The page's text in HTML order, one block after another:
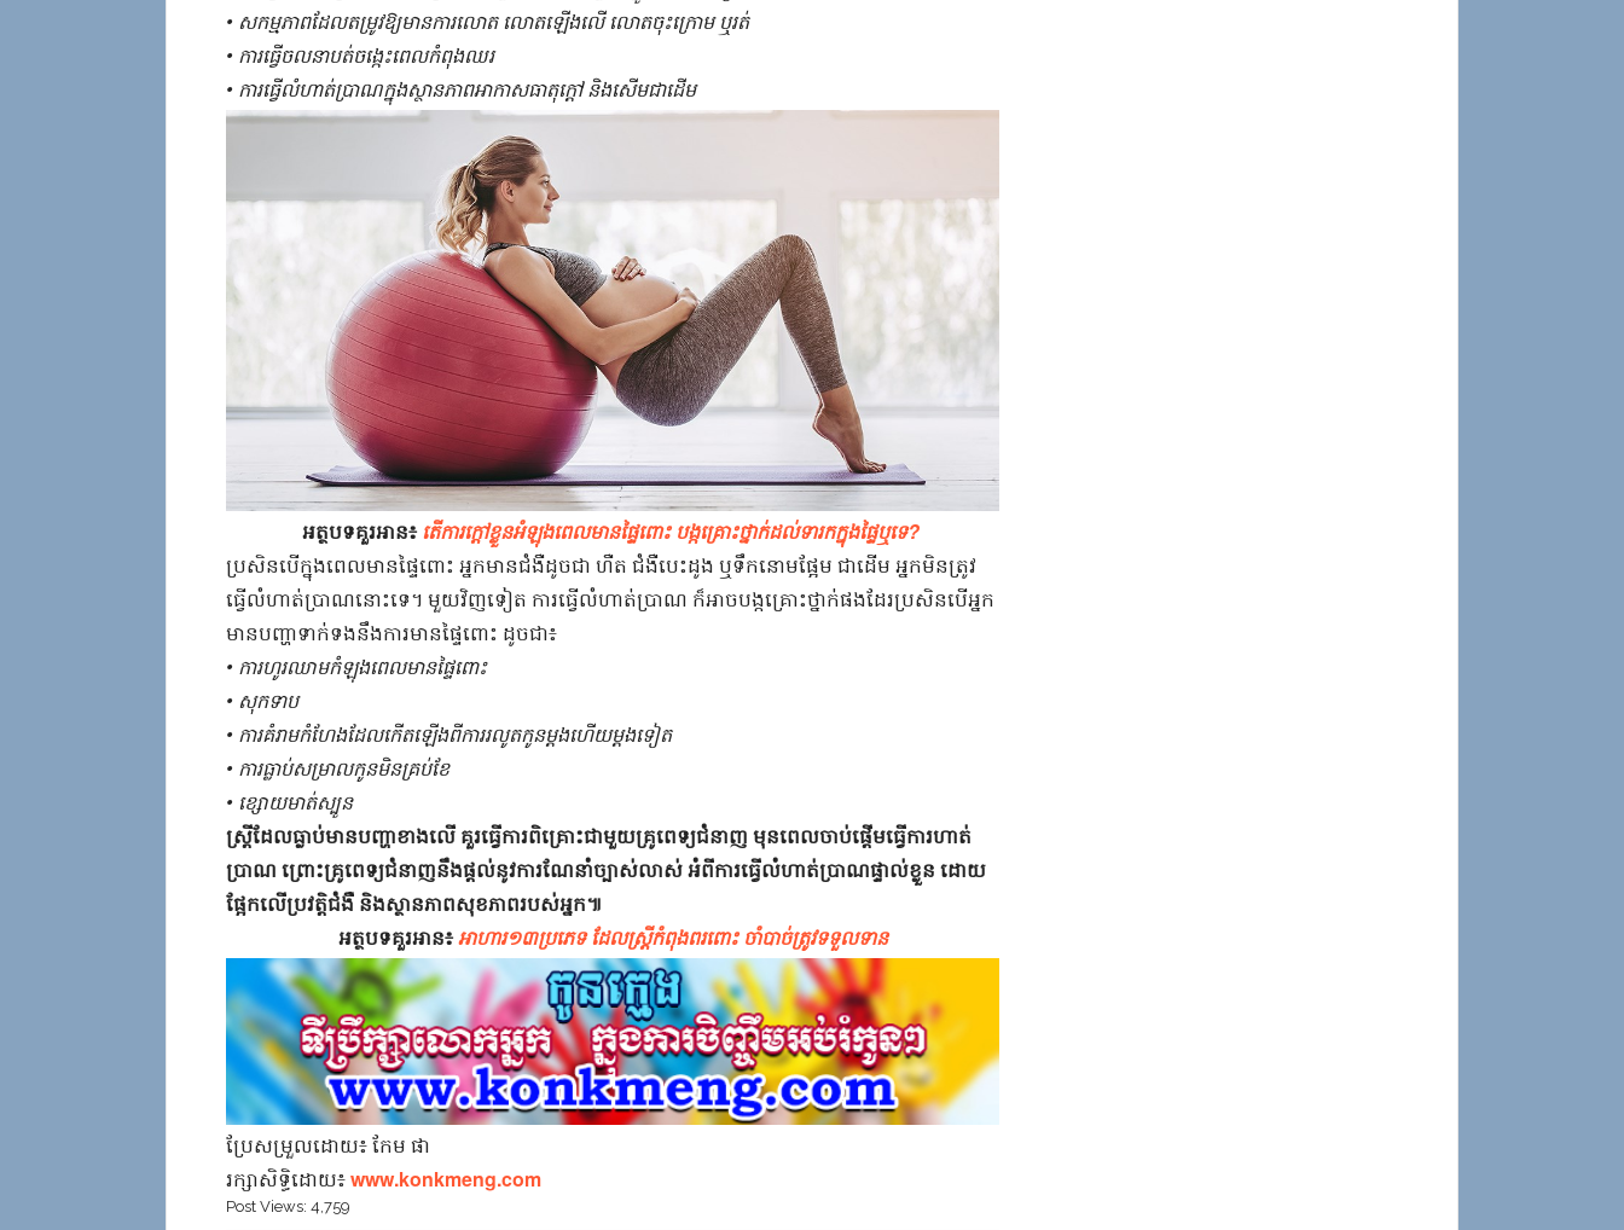
​•​ ​សកម្មភាព​ដែល​តម្រូវ​ឱ្យ​មានការ​លោត​ ​លោត​ឡើងលើ​ ​លោត​ចុះក្រោម​ ​ឬ​រត់​
​•​ ​ការ​ធ្វើ​ចលនា​បត់​ចង្កេះ​ពេល​កំពុង​ឈរ​
​•​ ​ការ​ធ្វើលំ​ហាត់ប្រាណ​ក្នុង​ស្ថានភាព​អាកាសធាតុ​ក្តៅ​ ​និង​សើម​ជាដើម​
អត្ថបទគួរអាន៖តើ​ការ​ក្តៅ​ខ្លួន​អំឡុង​ពេល​មានផ្ទៃពោះ​ ​បង្ក​គ្រោះថ្នាក់​ដល់​ទារក​ក្នុង​ផ្ទៃ​ឬទេ​?​ ​
​ប្រសិនបើ​ក្នុង​ពេល​មានផ្ទៃពោះ​ ​អ្នកមាន​ជំងឺ​ដូចជា​ ​ហឺត​ ​ជំងឺបេះដូង​ ​ឬ​ទឹកនោមផ្អែម​ ​ជាដើម​ ​អ្នក​មិន​ត្រូវ​
ធ្វើលំ​ហាត់ប្រាណ​នោះ​ទេ​។​ ​មួយវិញទៀត​ ​ការ​ធ្វើលំ​ហាត់ប្រាណ​ ​ក៏អាច​បង្ក​គ្រោះថ្នាក់​ផង​ដែរ​ប្រសិនបើ​អ្នក
មាន​បញ្ហា​ទាក់ទង​នឹង​ការ​មានផ្ទៃពោះ​ ​ដូចជា​៖​
​•​ ​ការ​ហូរឈាម​កំឡុង​ពេល​មានផ្ទៃពោះ​
​•​ ​សុក​ទាប​
​•​ ​ការ​គំរាមកំហែង​ដែល​កើតឡើង​ពី​ការ​រលូតកូន​ម្តង​ហើយ​ម្តង​ទៀត​
​•​ ​ការ​ធ្លាប់​សម្រាលកូន​មិន​គ្រប់ខែ​
​•​ ​ខ្សោយ​មាត់ស្បូន​
​ស្ត្រី​ដែល​ធ្លាប់​មាន​បញ្ហា​ខាងលើ​ ​គួរ​ធ្វើការ​ពិគ្រោះ​ជាមួយ​គ្រូពេទ្យ​ជំនាញ​ ​មុន​ពេល​ចាប់ផ្តើម​ធ្វើការ​ហាត់
ប្រាណ​ ​ព្រោះ​គ្រូពេទ្យ​ជំនាញ​នឹង​ផ្តល់​នូវ​ការណែនាំ​ច្បាស់លាស់​ ​អំពី​ការ​ធ្វើលំ​ហាត់ប្រាណ​ផ្ទាល់ខ្លួន​ ​ដោយ​
ផ្អែកលើ​ប្រវត្តិ​ជំងឺ​ ​និង​ស្ថានភាព​សុខភាព​របស់​អ្នក​៕​
អត្ថបទគួរអាន៖អាហារ១៣ប្រភេទ​ ​ដែល​ស្ត្រី​កំពុង​ពរ​ពោះ​ ​ចាំបាច់​ត្រូវ​ទទួលទាន​
​ប្រែ​សម្រួល​ដោយ​៖​ ​កែម​ ​ផា​
​រក្សាសិទ្ធិ​ដោយ​៖​​www.konkmeng.com​
Post Views: 4,759